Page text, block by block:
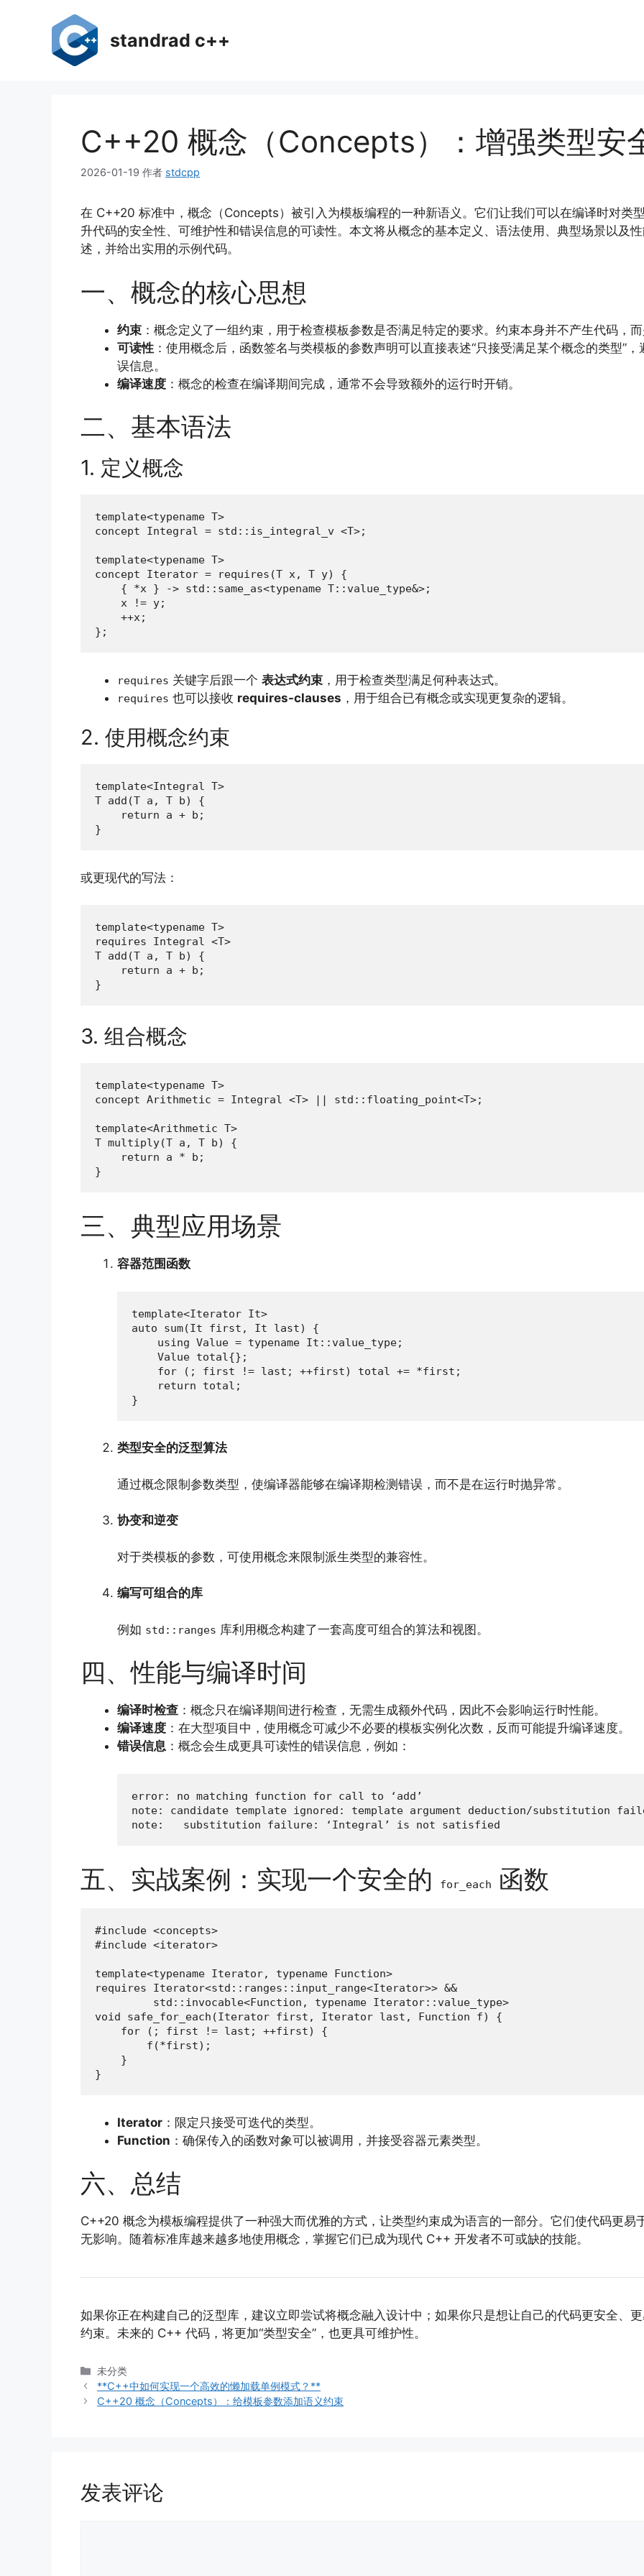
standrad c++
C++20 概念（Concepts）：增强类型安
2026-01-19 作者 stdcpp
在 C++20 标准中，概念（Concepts）被引入为模板编程的一种新语义。它们让我们可以在编译时对类
升代码的安全性、可维护性和错误信息的可读性。本文将从概念的基本定义、语法使用、典型场景以及
述，并给出实用的示例代码。
一、概念的核心思想
约束 ：概念定义了一组约束，用于检查模板参数是否满足特定的要求。约束本身并不产生代码，
可读性 ：使用概念后，函数签名与类模板的参数声明可以直接表述“只接受满足某个概念的类型”
误信息。
编译速度 ：概念的检查在编译期间完成，通常不会导致额外的运行时开销。
二、基本语法
1. 定义概念
template<typename T>
concept Integral = std::is_integral_v <T>;
template<typename T>
concept Iterator = requires(T x, T y) {
    { *x } -> std::same_as<typename T::value_type&>;
    x != y;
    ++x;
};
requires 关键字后跟一个 表达式约束 ，用于检查类型满足何种表达式。
requires 也可以接收 requires-clauses ，用于组合已有概念或实现更复杂的逻辑。
2. 使用概念约束
template<Integral T>
T add(T a, T b) {
    return a + b;
}
或更现代的写法：
template<typename T>
requires Integral <T>
T add(T a, T b) {
    return a + b;
}
3. 组合概念
template<typename T>
concept Arithmetic = Integral <T> || std::floating_point<T>;
template<Arithmetic T>
T multiply(T a, T b) {
    return a * b;
}
三、典型应用场景
容器范围函数
template<Iterator It>
auto sum(It first, It last) {
    using Value = typename It::value_type;
    Value total{};
    for (; first != last; ++first) total += *first;
    return total;
}
类型安全的泛型算法
通过概念限制参数类型，使编译器能够在编译期检测错误，而不是在运行时抛异常。
协变和逆变
对于类模板的参数，可使用概念来限制派生类型的兼容性。
编写可组合的库
例如 std::ranges 库利用概念构建了一套高度可组合的算法和视图。
四、性能与编译时间
编译时检查 ：概念只在编译期间进行检查，无需生成额外代码，因此不会影响运行时性能。
编译速度 ：在大型项目中，使用概念可减少不必要的模板实例化次数，反而可能提升编译速度。
错误信息 ：概念会生成更具可读性的错误信息，例如：
error: no matching function for call to ‘add’
note: candidate template ignored: template argument deduction/substitution
note:   substitution failure: ‘Integral’ is not satisfied
五、实战案例：实现一个安全的 for_each 函数
#include <concepts>
#include <iterator>
template<typename Iterator, typename Function>
requires Iterator<std::ranges::input_range<Iterator>> &&
         std::invocable<Function, typename Iterator::value_type>
void safe_for_each(Iterator first, Iterator last, Function f) {
    for (; first != last; ++first) {
        f(*first);
    }
}
Iterator ：限定只接受可迭代的类型。
Function ：确保传入的函数对象可以被调用，并接受容器元素类型。
六、总结
C++20 概念为模板编程提供了一种强大而优雅的方式，让类型约束成为语言的一部分。它们使代码更易
无影响。随着标准库越来越多地使用概念，掌握它们已成为现代 C++ 开发者不可或缺的技能。
如果你正在构建自己的泛型库，建议立即尝试将概念融入设计中；如果你只是想让自己的代码更安全、
约束。未来的 C++ 代码，将更加“类型安全”，也更具可维护性。
分
类
未分类
**C++中如何实现一个高效的懒加载单例模式？**
C++20 概念（Concepts）：给模板参数添加语义约束
发表评论